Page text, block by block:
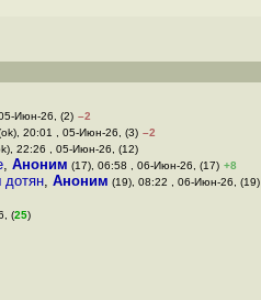
Июн-26, (2) –2
20:01 , 05-Июн-26, (3) –2
22:26 , 05-Июн-26, (12)
, Аноним (17), 06:58 , 06-Июн-26, (17) +8
дотян, Аноним (19), 08:22 , 06-Июн-26, (19)
(25)